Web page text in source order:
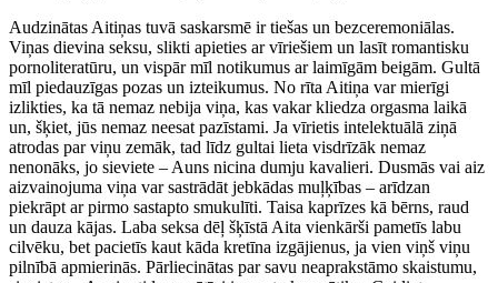
Audzinātas Aitiņas tuvā saskarsmē ir tiešas un bezceremoniālas.
Viņas dievina seksu, slikti apieties ar vīriešiem un lasīt romantisku
pornoliteratūru, un vispār mīl notikumus ar laimīgām beigām. Gultā
mīl piedauzīgas pozas un izteikumus. No rīta Aitiņa var mierīgi
izlikties, ka tā nemaz nebija viņa, kas vakar kliedza orgasma laikā
un, šķiet, jūs nemaz neesat pazīstami. Ja vīrietis intelektuālā ziņā
atrodas par viņu zemāk, tad līdz gultai lieta visdrīzāk nemaz
nenonāks, jo sieviete – Auns nicina dumju kavalieri. Dusmās vai aiz
aizvainojuma viņa var sastrādāt jebkādas muļķības – arīdzan
piekrāpt ar pirmo sastapto smukulīti. Taisa kaprīzes kā bērns, raud
un dauza kājas. Laba seksa dēļ šķīstā Aita vienkārši pametīs labu
cilvēku, bet pacietīs kaut kāda kretīna izgājienus, ja vien viņš viņu
pilnībā apmierinās. Pārliecinātas par savu neaprakstāmo skaistumu,